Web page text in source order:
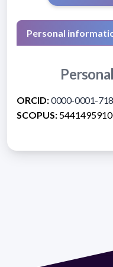
Personal
ORCID:0000-0001-
SCOPUS: